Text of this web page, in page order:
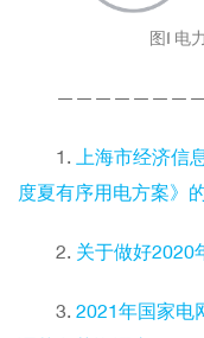
图1 电
1.
上海市经济信
度夏有序用电方案》
2. 关于做好2020
3. 2021年国家电